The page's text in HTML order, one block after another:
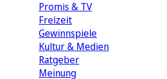
Promis & TV
Freizeit
Gewinnspiele
Kultur & Medien
Ratgeber
Meinung